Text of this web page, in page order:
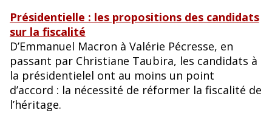
Présidentielle : les propositions des candidats
sur la fiscalité
D’Emmanuel Macron à Valérie Pécresse, en
passant par Christiane Taubira, les candidats à
la présidentielel ont au moins un point
d’accord : la nécessité de réformer la fiscalité de
l’héritage.